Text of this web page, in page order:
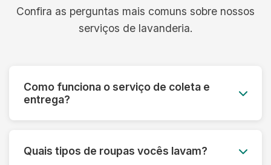
Confira as perguntas mais comuns sobre nossos
serviços de lavanderia.
Como funciona o serviço de coleta e
entrega?
a lavagem, entregamos tudo limpo e passado
Quais tipos de roupas vocês lavam?